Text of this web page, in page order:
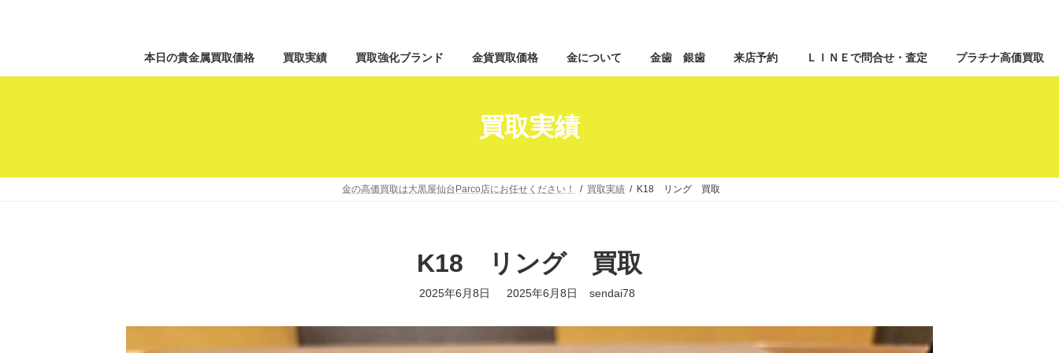
ン
テ
ツ
へ
ッ
プ
ビ
ゲ
シ
ョ
移
動
本日の貴金属買取価格 買取実績 買取強化ブランド 金貨買取価格 金について 金歯 銀歯 来店予約 ＬＩＮＥで問合せ・査定 プラチナ高価買取
買取実績
金の高価買取は大黒屋仙台Parco店にお任せください！ 買取実績 K18 リング 買取
K18 リング 買取
2025年6月8日
最
日
2025年6月8日 sendai78